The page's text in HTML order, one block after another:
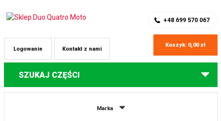
+48 699 570 067
Kontakt z nami
Logowanie
Koszyk: 0,00 zł
SZUKAJ CZĘŚCI
Marka
Części do quadów Yamaha